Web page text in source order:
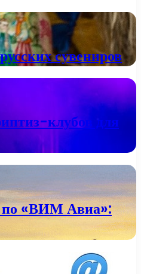
сувениров
клубов для
по «ВИМ Авиа»: